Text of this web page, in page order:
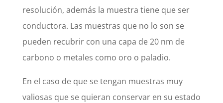
resolución, además la muestra tiene que ser
conductora. Las muestras que no lo son se
pueden recubrir con una capa de 20 nm de
carbono o metales como oro o paladio.
En el caso de que se tengan muestras muy
valiosas que se quieran conservar en su estado